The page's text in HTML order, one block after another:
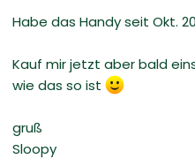
Habe das Handy seit Okt.
Kauf mir jetzt aber bald
wie das so ist
gruß
Sloopy